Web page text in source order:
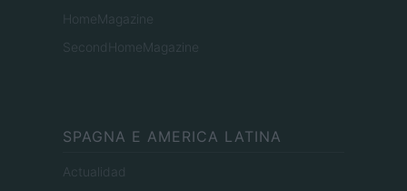
HomeMagazine
SecondHomeMagazine
SPAGNA E AMERICA LATINA
Actualidad